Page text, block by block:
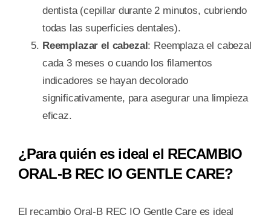
dentista (cepillar durante 2 minutos, cubriendo
todas las superficies dentales).
Reemplazar el cabezal : Reemplaza el cabezal
cada 3 meses o cuando los filamentos
indicadores se hayan decolorado
significativamente, para asegurar una limpieza
eficaz.
¿Para quién es ideal el RECAMBIO
ORAL-B REC IO GENTLE CARE?
El recambio Oral-B REC IO Gentle Care es ideal